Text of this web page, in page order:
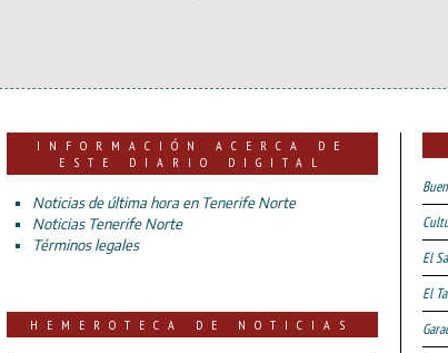
INFORMACIÓN ACERCA DE
ESTE DIARIO DIGITAL
Noticias de última hora en Tenerife Norte
Noticias Tenerife Norte
Términos legales
HEMEROTECA DE NOTICIAS
El
El